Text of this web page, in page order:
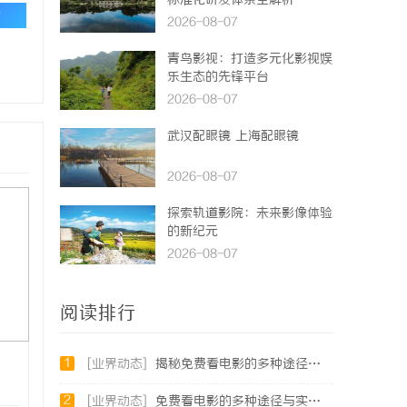
2026-08-07
青鸟影视：打造多元化影视娱
乐生态的先锋平台
2026-08-07
武汉配眼镜 上海配眼镜
2026-08-07
探索轨道影院：未来影像体验
的新纪元
2026-08-07
阅读排行
1 [业界动态] 揭秘免费看电影的多种途径及注意事项详解
2 [业界动态] 免费看电影的多种途径与实用攻略详解